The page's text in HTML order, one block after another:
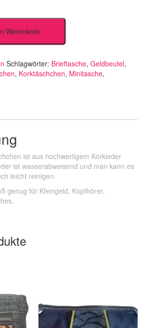
Warenkorb
Schlagwörter: Brieftasche, Geldbeutel,
, Korktäschchen, Minitasche,
ist aus hochwertigem Korkleder
ist wasserabweisend und man kann es
leicht reinigen.
genug für Kleingeld, Kopfhörer,